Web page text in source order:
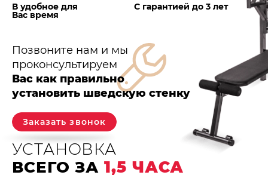
В удобное для
Вас время
С гарантией до 3 лет
Позвоните нам и мы
проконсультируем
Вас как правильно
установить шведскую стенку
Заказать звонок
УСТАНОВКА
ВСЕГО ЗА1,5 ЧАСА